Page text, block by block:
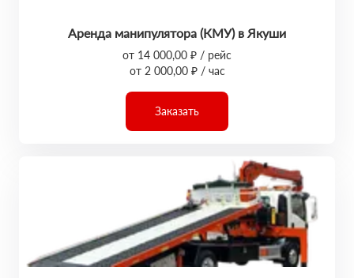
Аренда манипулятора (КМУ) в Якуши
от 14 000,00 ₽ / рейс
от 2 000,00 ₽ / час
Заказать